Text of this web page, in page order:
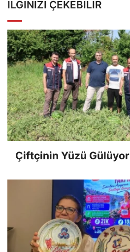
İLGINIZI ÇEKEBILIR
Çiftçinin Yüzü Gülüyor